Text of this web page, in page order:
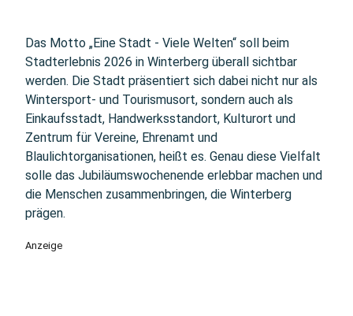
Das Motto „Eine Stadt - Viele Welten“ soll beim
Stadterlebnis 2026 in Winterberg überall sichtbar
werden. Die Stadt präsentiert sich dabei nicht nur als
Wintersport- und Tourismusort, sondern auch als
Einkaufsstadt, Handwerksstandort, Kulturort und
Zentrum für Vereine, Ehrenamt und
Blaulichtorganisationen, heißt es. Genau diese Vielfalt
solle das Jubiläumswochenende erlebbar machen und
die Menschen zusammenbringen, die Winterberg
prägen.
Anzeige